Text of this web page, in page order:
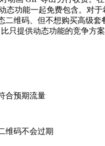
态功能一起免费包含。对于
二维码、但不想购买高级套
只提供动态功能的竞争方案
合预期流量
维码不会过期